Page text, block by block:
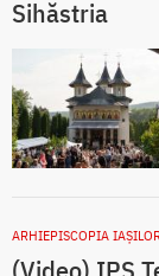
Sihăstria
ARHIEPISCOPIA